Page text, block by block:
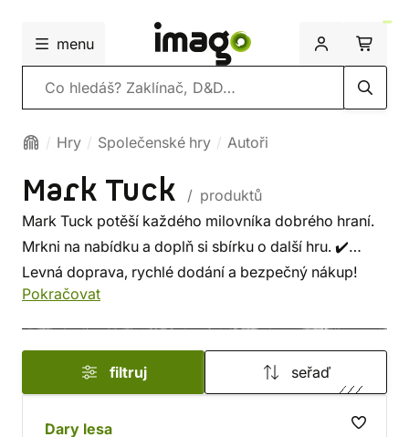
menu
Vyhledávání
Hry Společenské hry Autoři
Mark Tuck
/ produktů
Mark Tuck potěší každého milovníka dobrého hraní.
Mrkni na nabídku a doplň si sbírku o další hru. ✔️
Levná doprava, rychlé dodání a bezpečný nákup!
Pokračovat
filtruj seřaď
Dary lesa